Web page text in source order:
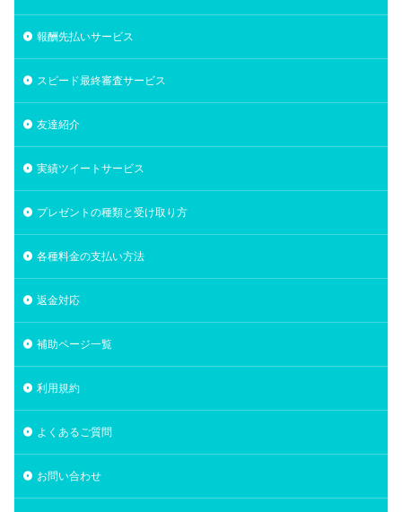
報酬先払いサービス
スピード最終審査サービス
友達紹介
実績ツイートサービス
プレゼントの種類と受け取り方
各種料金の支払い方法
返金対応
補助ページ一覧
利用規約
よくあるご質問
お問い合わせ